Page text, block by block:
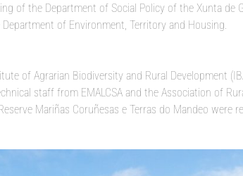
of the Department of Social Policy of the Xunta de
of Environment, Territory and Housing.
of Agrarian Biodiversity and Rural Development
staff from EMALCSA and the Association of
Mariñas Coruñesas e Terras do Mandeo were